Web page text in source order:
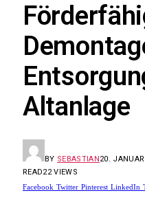
Altanlage
BY SEBASTIAN20.
READ22VIEWS
Facebook Twitter Pinterest LinkedIn